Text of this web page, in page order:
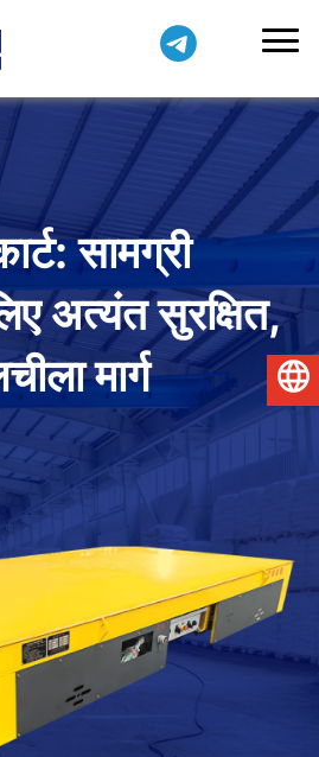
सामग्री
अत्यंत सुरक्षित,
मार्ग
हिन्दी